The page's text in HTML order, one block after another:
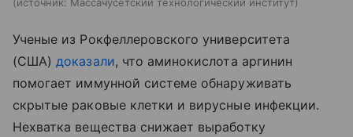
Ученые из Рокфеллеровского университета
(США)доказали, что аминокислота аргинин
помогает иммунной системе обнаруживать
скрытые раковые клетки и вирусные инфекции.
Нехватка вещества снижает выработку